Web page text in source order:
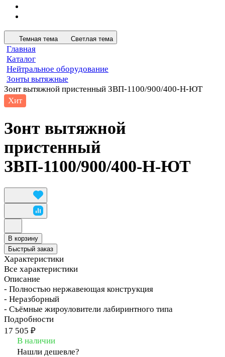
Темная тема Светлая тема
Главная
Каталог
Нейтральное оборудование
Зонты вытяжные
Зонт вытяжной пристенный ЗВП-1100/900/400-Н-ЮТ
Хит
Зонт вытяжной
пристенный
ЗВП-1100/900/400-Н-ЮТ
В корзину
Быстрый заказ
Характеристики
Все характеристики
Описание
- Полностью нержавеющая конструкция
- Неразборный
- Съёмные жироуловители лабиринтного типа
Подробности
17 505 ₽
В наличии
Нашли дешевле?